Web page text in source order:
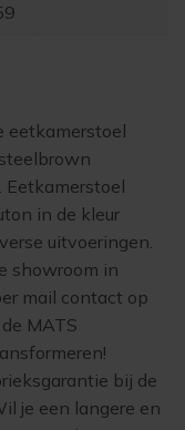
eetkamerstoel
Eetkamerstoel
in de kleur
uitvoeringen.
showroom in
mail contact op
MATS
bij de
je een langere en